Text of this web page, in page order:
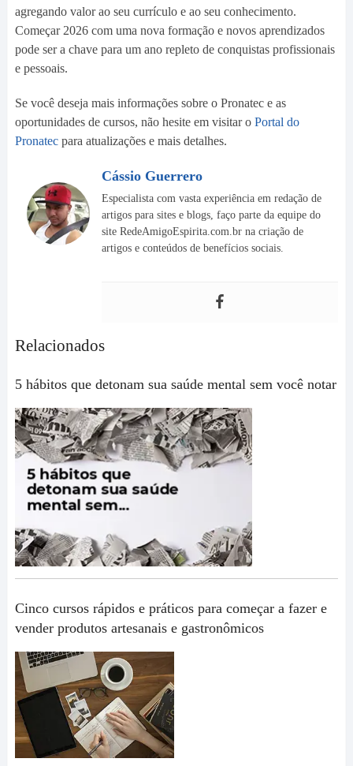
agregando valor ao seu currículo e ao seu conhecimento.
Começar 2026 com uma nova formação e novos aprendizados
pode ser a chave para um ano repleto de conquistas profissionais
e pessoais.
Se você deseja mais informações sobre o Pronatec e as
oportunidades de cursos, não hesite em visitar o Portal do
Pronatecpara atualizações e mais detalhes.
Cássio Guerrero
Especialista com vasta experiência em redação de
artigos para sites e blogs, faço parte da equipe do
site RedeAmigoEspirita.com.br na criação de
artigos e conteúdos de benefícios sociais.
Relacionados
5 hábitos que detonam sua saúde mental sem você notar
Cinco cursos rápidos e práticos para começar a fazer e
vender produtos artesanais e gastronômicos